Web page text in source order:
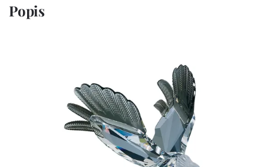
Popis